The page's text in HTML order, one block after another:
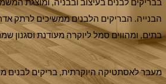
בבריקים לבנים בעיצוב ובבניה, ומוצגת
הבנייה. הבריקים הלבנים ממשיכים לרתק
בתים, ומהווים סמל ליוקרה מעודנת וסגנון
מעבר לאסתטיקה היוקרתית, בריקים לבנים